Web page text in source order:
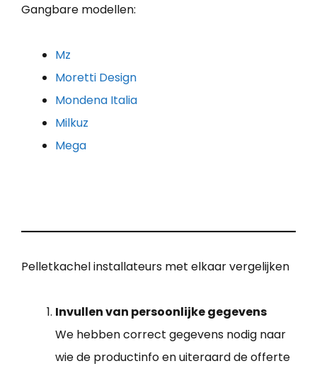
Gangbare modellen:
Mz
Moretti Design
Mondena Italia
Milkuz
Mega
Pelletkachel installateurs met elkaar vergelijken
Invullen van persoonlijke gegevens
We hebben correct gegevens nodig naar
wie de productinfo en uiteraard de offerte